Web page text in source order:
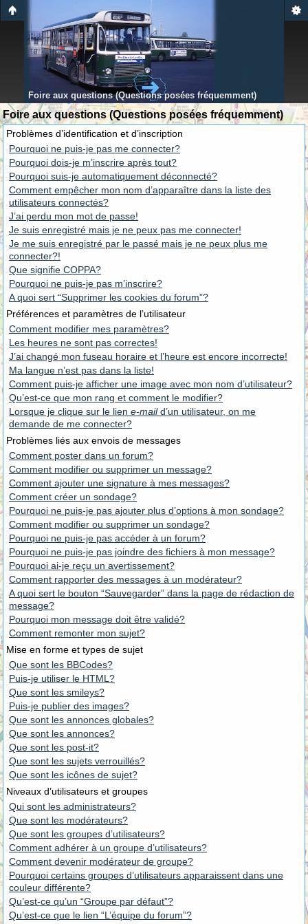
Foire aux questions (Questions posées fréquemment)
Foire aux questions (Questions posées fréquemment)
Problèmes d’identification et d’inscription
Pourquoi ne puis-je pas me connecter?
Pourquoi dois-je m’inscrire après tout?
Pourquoi suis-je automatiquement déconnecté?
Comment empêcher mon nom d’apparaître dans la liste des
utilisateurs connectés?
J’ai perdu mon mot de passe!
Je suis enregistré mais je ne peux pas me connecter!
Je me suis enregistré par le passé mais je ne peux plus me
connecter?!
Que signifie COPPA?
Pourquoi ne puis-je pas m’inscrire?
A quoi sert “Supprimer les cookies du forum”?
Préférences et paramètres de l’utilisateur
Comment modifier mes paramètres?
Les heures ne sont pas correctes!
J’ai changé mon fuseau horaire et l’heure est encore incorrecte!
Ma langue n’est pas dans la liste!
Comment puis-je afficher une image avec mon nom d’utilisateur?
Qu’est-ce que mon rang et comment le modifier?
Lorsque je clique sur le lien e-maild’un utilisateur, on me
demande de me connecter?
Problèmes liés aux envois de messages
Comment poster dans un forum?
Comment modifier ou supprimer un message?
Comment ajouter une signature à mes messages?
Comment créer un sondage?
Pourquoi ne puis-je pas ajouter plus d’options à mon sondage?
Comment modifier ou supprimer un sondage?
Pourquoi ne puis-je pas accéder à un forum?
Pourquoi ne puis-je pas joindre des fichiers à mon message?
Pourquoi ai-je reçu un avertissement?
Comment rapporter des messages à un modérateur?
A quoi sert le bouton “Sauvegarder” dans la page de rédaction de
message?
Pourquoi mon message doit être validé?
Comment remonter mon sujet?
Mise en forme et types de sujet
Que sont les BBCodes?
Puis-je utiliser le HTML?
Que sont les smileys?
Puis-je publier des images?
Que sont les annonces globales?
Que sont les annonces?
Que sont les post-it?
Que sont les sujets verrouillés?
Que sont les icônes de sujet?
Niveaux d’utilisateurs et groupes
Qui sont les administrateurs?
Que sont les modérateurs?
Que sont les groupes d’utilisateurs?
Comment adhérer à un groupe d’utilisateurs?
Comment devenir modérateur de groupe?
Pourquoi certains groupes d’utilisateurs apparaissent dans une
couleur différente?
Qu’est-ce qu’un “Groupe par défaut”?
Qu’est-ce que le lien “L’équipe du forum”?